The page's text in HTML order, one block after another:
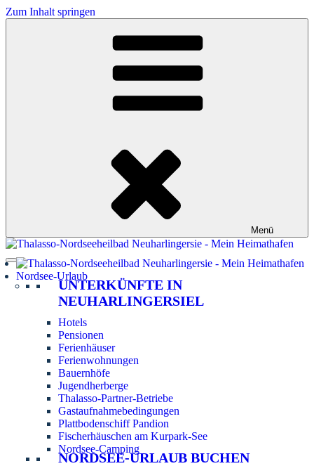
Zum Inhalt springen
Menü
Nordsee-Urlaub
UNTERKÜNFTE IN
NEUHARLINGERSIEL
Hotels
Pensionen
Ferienhäuser
Ferienwohnungen
Bauernhöfe
Jugendherberge
Thalasso-Partner-Betriebe
Gastaufnahmebedingungen
Plattbodenschiff Pandion
Fischerhäuschen am Kurpark-See
Nordsee-Camping
NORDSEE-URLAUB BUCHEN